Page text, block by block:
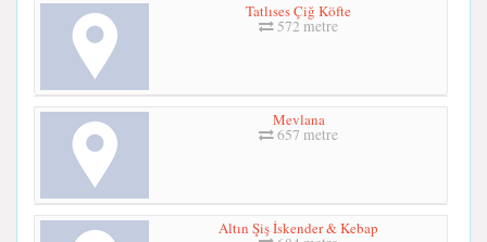
Tatlıses Çiğ Köfte
572 metre
Mevlana
657 metre
Altın Şiş İskender & Kebap